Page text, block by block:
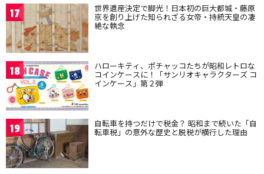
17 世界遺産決定で脚光！日本初の巨大都城・藤原
京を創り上げた知られざる女帝・持統天皇の凄
絶な執念
18 ハローキティ、ポチャッコたちが昭和レトロな
コインケースに！「サンリオキャラクターズ コ
インケース」第２弾
19 自転車を持つだけで税金？ 昭和まで続いた「自
転車税」の意外な歴史と脱税が横行した理由